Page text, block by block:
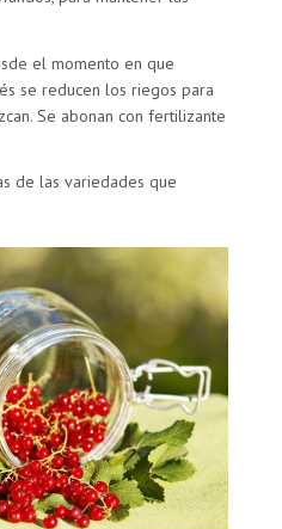
el momento en que
se reducen los riegos para
Se abonan con fertilizante
de las variedades que